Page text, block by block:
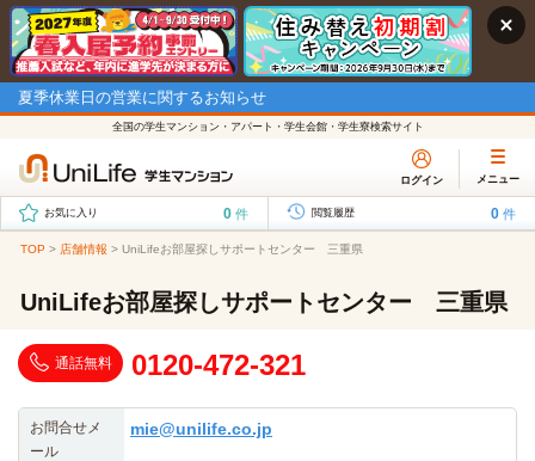
夏季休業日の営業に関するお知らせ
全国の学生マンション・アパート・学生会館・学生寮検索サイト
ログイン メニュー
お気に入り 0 件 閲覧履歴 0 件
TOP > 店舗情報 > UniLifeお部屋探しサポートセンター 三重県
UniLifeお部屋探しサポートセンター 三重県
通話無料 0120-472-321
お問合せメ
ール
mie@unilife.co.jp